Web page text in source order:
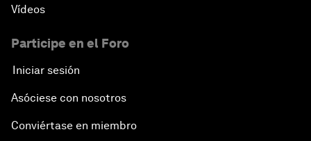
Vídeos
Participe en el Foro
Iniciar sesión
Asóciese con nosotros
Conviértase en miembro